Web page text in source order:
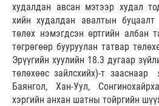
худалдан авсан мэтээр худал
хийн худалдан авалтын буцаалт
төлөх нэмэгдсэн өртгийн албан
төгрөгөөр бууруулан татвар
Эрүүгийн хуулийн 18.3 дугаар
төлөхөөс зайлсхийх)-т
Баянгол, Хан-Уул,
хэргийн анхан шатны тойргийн